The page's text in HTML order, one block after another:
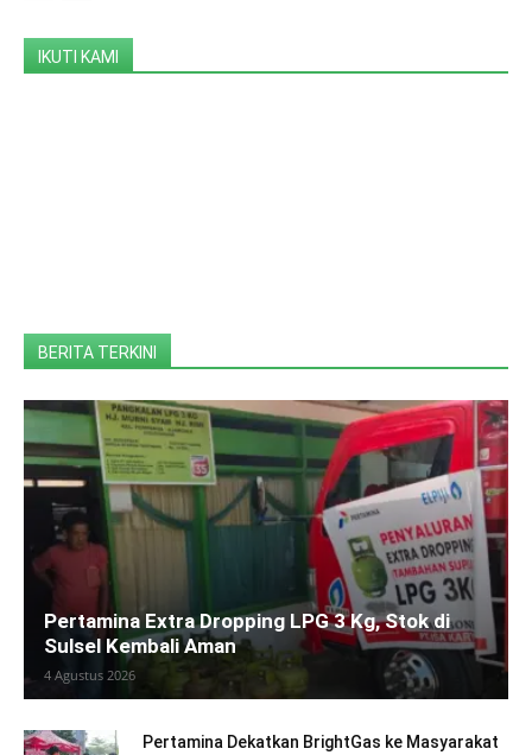
IKUTI KAMI
BERITA TERKINI
Pertamina Extra Dropping LPG 3 Kg, Stok di
Sulsel Kembali Aman
4 Agustus 2026
Pertamina Dekatkan BrightGas ke Masyarakat